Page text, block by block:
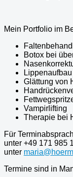
Mein Portfolio im
Botox bei
Lippenaufbau
Glättung von
Vampirlifting
Therapie bei
Für
unter +49 171 985
unter
Termine sind in